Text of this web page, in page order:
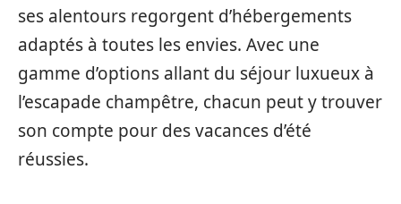
ses alentours regorgent d’hébergements
adaptés à toutes les envies. Avec une
gamme d’options allant du séjour luxueux à
l’escapade champêtre, chacun peut y trouver
son compte pour des vacances d’été
réussies.